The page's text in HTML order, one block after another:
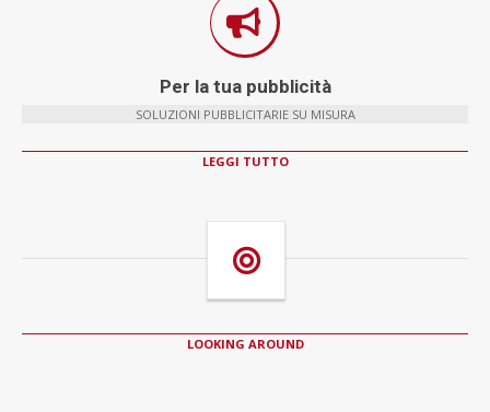
Per la tua pubblicità
SOLUZIONI PUBBLICITARIE SU MISURA
LEGGI TUTTO
LOOKING AROUND